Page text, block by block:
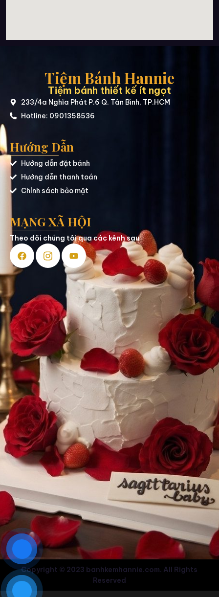
Tiệm Bánh Hannie
Tiệm bánh thiết kế ít ngọt
233/4a Nghĩa Phát P.6 Q. Tân Bình, TP.HCM
Hotline: 0901358536
Hướng Dẫn
Hướng dẫn đặt bánh
Hướng dẫn thanh toán
Chính sách bảo mật
MẠNG XÃ HỘI
Theo dõi chúng tôi qua các kênh sau
Copyright © 2023 banhkemhannie.com. All Rights
Reserved